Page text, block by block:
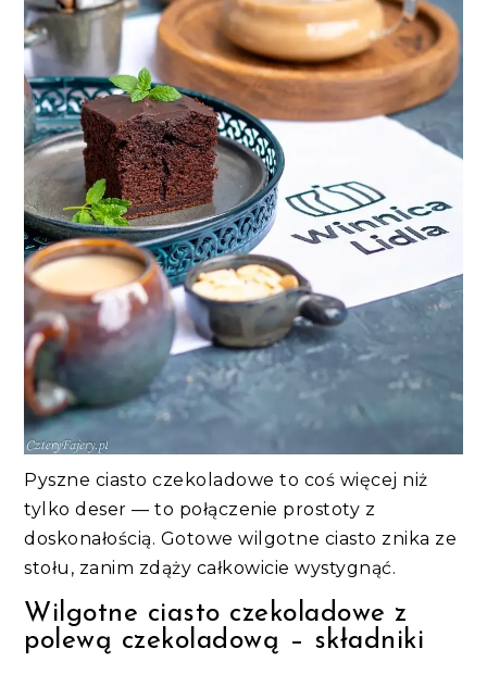
Pyszne ciasto czekoladowe to coś więcej niż
tylko deser — to połączenie prostoty z
doskonałością. Gotowe wilgotne ciasto znika ze
stołu, zanim zdąży całkowicie wystygnąć.
Wilgotne ciasto czekoladowe z
polewą czekoladową – składniki